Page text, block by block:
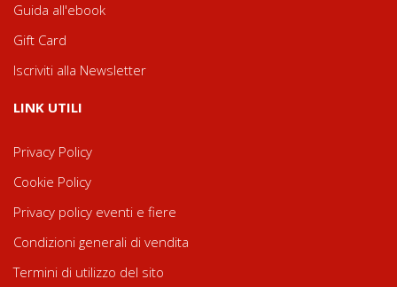
Guida all'ebook
Gift Card
Iscriviti alla Newsletter
LINK UTILI
Privacy Policy
Cookie Policy
Privacy policy eventi e fiere
Condizioni generali di vendita
Termini di utilizzo del sito